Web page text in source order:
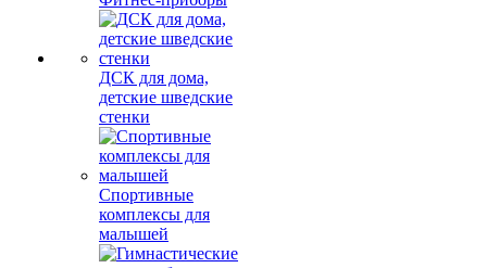
ДСК для дома,
детские шведские
стенки
Спортивные
комплексы для
малышей